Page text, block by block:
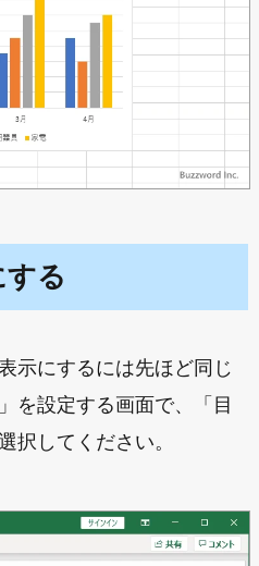
する
示にするには先ほど同じ
を設定する画面で、「目
択してください。